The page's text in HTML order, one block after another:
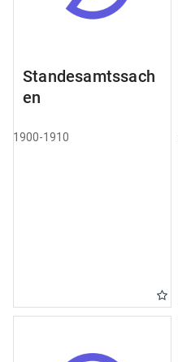
Standesamtssach
en
1900-1910